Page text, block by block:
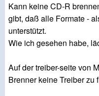
Kann keine CD-R
gibt, daß alle Formate -
unterstützt.
Wie ich gesehen habe,
Auf der treiber-seite von
Brenner keine Treiber zu